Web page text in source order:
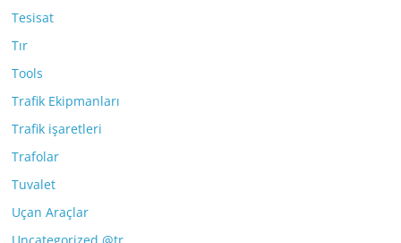
Tesisat
Tır
Tools
Trafik Ekipmanları
Trafik işaretleri
Trafolar
Tuvalet
Uçan Araçlar